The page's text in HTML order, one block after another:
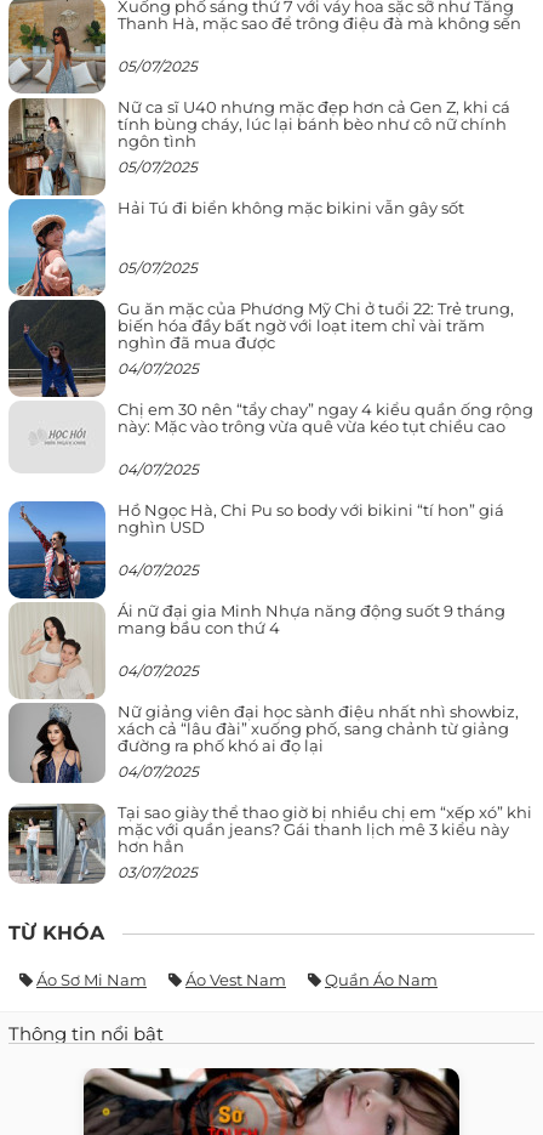
Xuống phố sáng thứ 7 với váy hoa sặc sỡ như Tăng
Thanh Hà, mặc sao để trông điệu đà mà không sến
05/07/2025
Nữ ca sĩ U40 nhưng mặc đẹp hơn cả Gen Z, khi cá
tính bùng cháy, lúc lại bánh bèo như cô nữ chính
ngôn tình
05/07/2025
Hải Tú đi biển không mặc bikini vẫn gây sốt
05/07/2025
Gu ăn mặc của Phương Mỹ Chi ở tuổi 22: Trẻ trung,
biến hóa đầy bất ngờ với loạt item chỉ vài trăm
nghìn đã mua được
04/07/2025
Chị em 30 nên “tẩy chay” ngay 4 kiểu quần ống rộng
này: Mặc vào trông vừa quê vừa kéo tụt chiều cao
04/07/2025
Hồ Ngọc Hà, Chi Pu so body với bikini “tí hon” giá
nghìn USD
04/07/2025
Ái nữ đại gia Minh Nhựa năng động suốt 9 tháng
mang bầu con thứ 4
04/07/2025
Nữ giảng viên đại học sành điệu nhất nhì showbiz,
xách cả “lâu đài” xuống phố, sang chảnh từ giảng
đường ra phố khó ai đọ lại
04/07/2025
Tại sao giày thể thao giờ bị nhiều chị em “xếp xó” khi
mặc với quần jeans? Gái thanh lịch mê 3 kiểu này
hơn hẳn
03/07/2025
TỪ KHÓA
Áo Sơ Mi Nam Áo Vest Nam Quần Áo Nam
Thông tin nổi bật